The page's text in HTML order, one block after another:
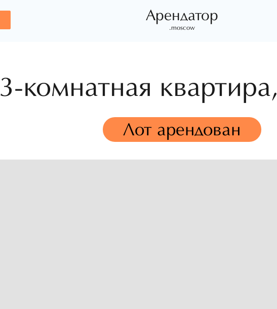
Арендатор
.moscow
3-комнатная квартира,
Лот арендован